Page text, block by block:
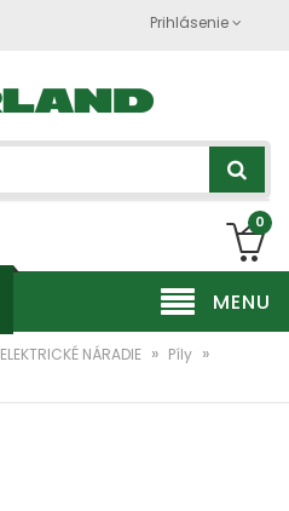
Prihlásenie
0
MENU
ELEKTRICKÉ NÁRADIE » Píly »